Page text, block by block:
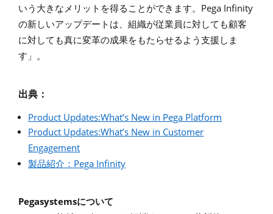
いう大きなメリットを得ることができます。 Pega Infinity
の新しいアップデートは、組織が従業員に対しても顧客
に対しても真に変革の成果をもたらせるよう支援しま
す」。
出典：
Product Updates:What’s New in Pega Platform
Product Updates:What’s New in Customer
Engagement
製品紹介： Pega Infinity
Pegasystemsについて